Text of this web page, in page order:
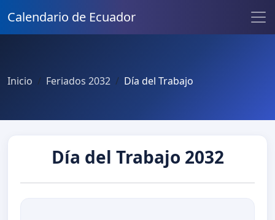
Calendario de Ecuador
Inicio Feriados 2032 Día del Trabajo
Día del Trabajo 2032